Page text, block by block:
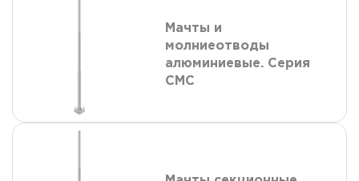
Мачты и
молниеотводы
алюминиевые. Серия
СМС